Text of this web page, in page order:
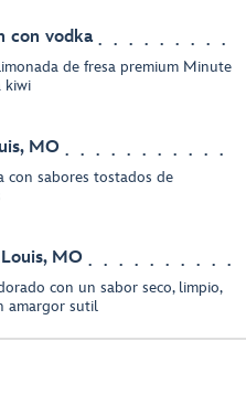
con vodka
de fresa premium Minute
kiwi
MO
con sabores tostados de
MO
con un sabor seco, limpio,
amargor sutil